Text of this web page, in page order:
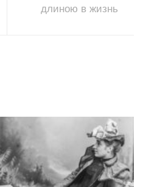
длиною в жизнь